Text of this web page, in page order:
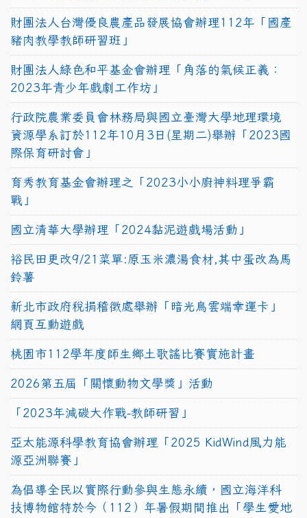
財團法人台灣優良農產品發展協會辦理112年「國產
豬肉教學教師研習班」
財團法人綠色和平基金會辦理「角落的氣候正義：
2023年青少年戲劇工作坊」
行政院農業委員會林務局與國立臺灣大學地理環境
資源學系訂於112年10月3日(星期二)舉辦「2023國
際保育研討會」
育秀教育基金會辦理之「2023小小廚神料理爭霸
戰」
國立清華大學辦理「2024黏泥遊戲場活動」
裕民田更改9/21菜單:原玉米濃湯食材,其中蛋改為馬
鈴薯
新北市政府稅捐稽徵處舉辦「暗光鳥雲端幸運卡」
網頁互動遊戲
桃園市112學年度師生鄉土歌謠比賽實施計畫
2026第五屆「關懷動物文學獎」活動
「2023年減碳大作戰-教師研習」
亞太能源科學教育協會辦理「2025 KidWind風力能
源亞洲聯賽」
為倡導全民以實際行動參與生態永續，國立海洋科
技博物館特於今（112）年暑假期間推出「學生愛地